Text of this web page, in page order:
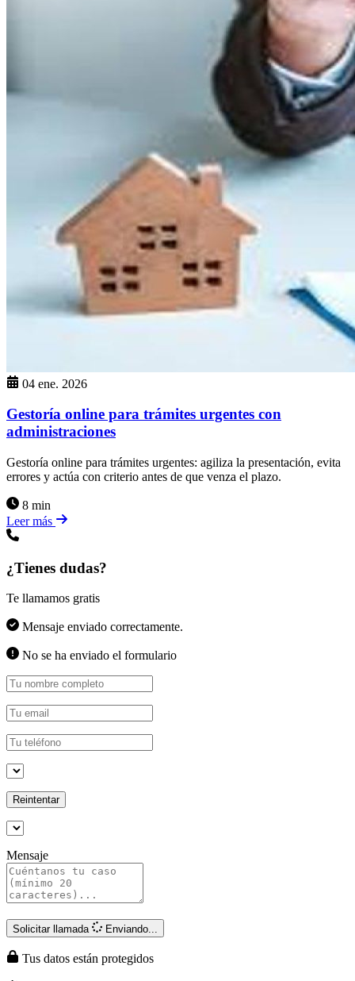
04 ene. 2026
Gestoría online para trámites urgentes con
administraciones
Gestoría online para trámites urgentes: agiliza la presentación, evita
errores y actúa con criterio antes de que venza el plazo.
8 min
Leer más
¿Tienes dudas?
Te llamamos gratis
Mensaje enviado correctamente.
No se ha enviado el formulario
Reintentar
Mensaje
Solicitar llamada Enviando...
Tus datos están protegidos